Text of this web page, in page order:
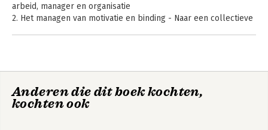
Nooit meer de weg
arbeid, manager en organisatie
2. Het managen van motivatie en binding - Naar een collectieve
5. De verbindende dialoog - de match tussen werknemer en
organisatie
Anderen die dit boek kochten,
kochten ook